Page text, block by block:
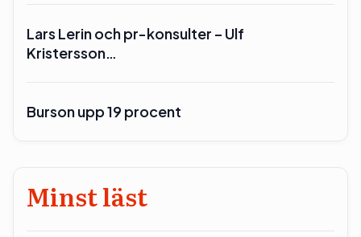
Lars Lerin och pr-konsulter – Ulf
Kristersson…
Burson upp 19 procent
Minst läst